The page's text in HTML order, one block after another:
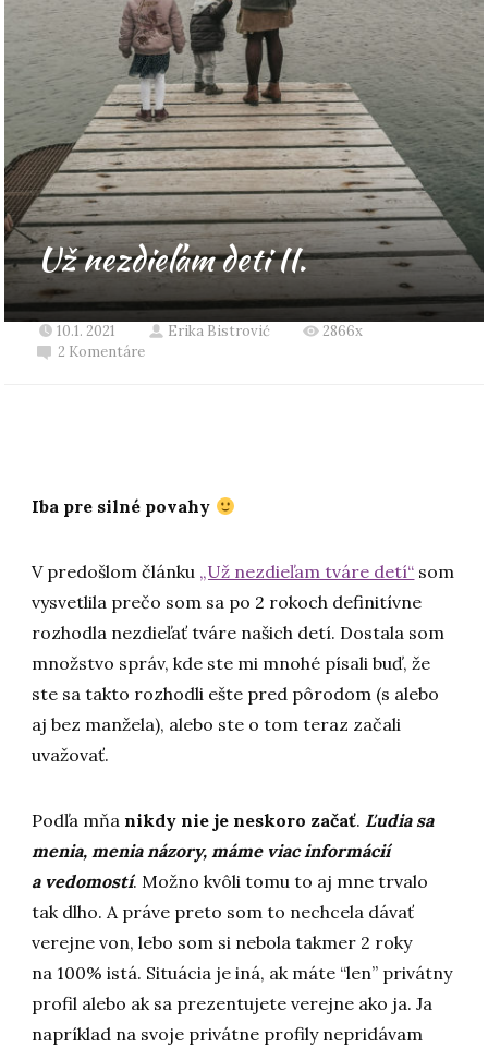
Už nezdieľam deti II.
10.1. 2021 Erika Bistrović
2866x
2 Komentáre
Iba pre silné povahy
V predošlom článku „Už nezdieľam tváre detí“ som
vysvetlila prečo som sa po 2 rokoch definitívne
rozhodla nezdieľať tváre našich detí. Dostala som
množstvo správ, kde ste mi mnohé písali buď, že
ste sa takto rozhodli ešte pred pôrodom (s alebo
aj bez manžela), alebo ste o tom teraz začali
uvažovať.
Podľa mňanikdy nie je neskoro začať. Ľudia sa
menia, menia názory, máme viac informácií
a vedomostí. Možno kvôli tomu to aj mne trvalo
tak dlho. A práve preto som to nechcela dávať
verejne von, lebo som si nebola takmer 2 roky
na 100% istá. Situácia je iná, ak máte “len” privátny
profil alebo ak sa prezentujete verejne ako ja. Ja
napríklad na svoje privátne profily nepridávam